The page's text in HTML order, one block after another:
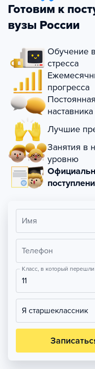
Готовим к
вузы России
Обучение
стресса
прогресса
наставника
Лучшие
Занятия в
уровню
Имя
Телефон
Класс, в который перешли
11
Я старшеклассник